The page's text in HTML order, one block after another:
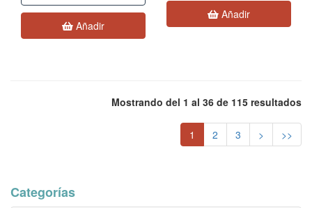
Añadir
Añadir
Mostrando del 1 al 36 de 115 resultados
1 2 3 > >>
Categorías